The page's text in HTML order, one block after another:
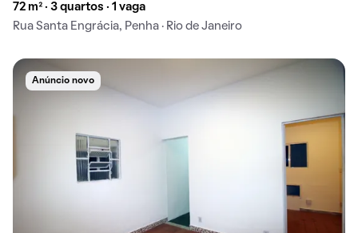
72 m² · 3 quartos · 1 vaga
Rua Santa Engrácia, Penha · Rio de Janeiro
Anúncio novo